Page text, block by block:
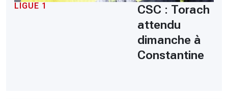
LIGUE 1
CSC : Torach
attendu
dimanche à
Constantine